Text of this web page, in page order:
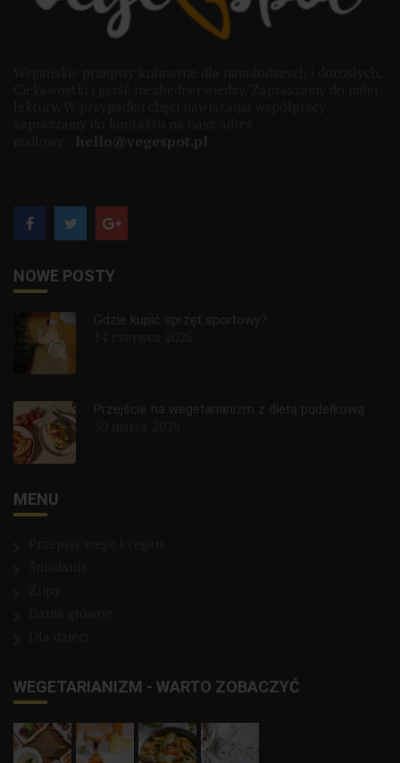
hello@vegespot.pl
NOWE POSTY
Gdzie kupić sprzęt sportowy?
Przejście na wegetarianizm z dietą pudełkową...
MENU
WEGETARIANIZM - WARTO ZOBACZYĆ